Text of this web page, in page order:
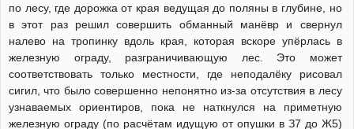
по лесу, где дорожка от края ведущая до поляны в глубине, но
в этот раз решил совершить обманный манёвр и свернул
налево на тропинку вдоль края, которая вскоре упёрлась в
железную ограду, разграничивающую лес. Это может
соответствовать только местности, где неподалёку рисовал
сигил, что было совершенно непонятно из-за отсутствия в лесу
узнаваемых ориентиров, пока не наткнулся на приметную
железную ограду (по расчётам идущую от опушки в З7 до Ж5)